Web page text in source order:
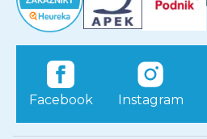
Facebook Instagram